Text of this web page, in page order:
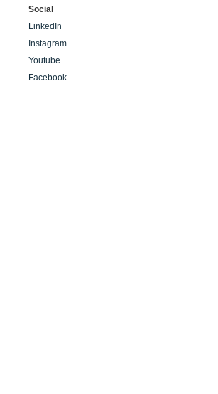
Social
LinkedIn
Instagram
Youtube
Facebook